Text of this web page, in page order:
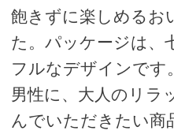
飽きずに楽しめるお
た。パッケージは、
フルなデザインです
男性に、大人のリラ
んでいただきたい商